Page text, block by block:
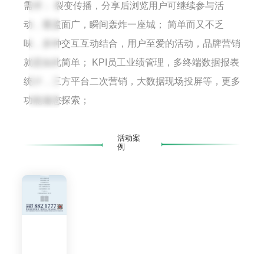
需求； 裂变传播，分享后浏览用户可继续参与活
动，覆盖面广，瞬间轰炸一座城； 简单而又不乏
味，多种交互互动结合，用户至爱的活动，品牌营销
就是如此简单； KPI员工业绩管理，多终端数据报表
统计，三方平台二次营销，大数据现场投屏等，更多
功能邀您探索；
活动案
例
微
扫